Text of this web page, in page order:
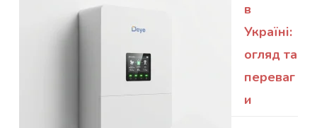
в
Україні:
огляд та
переваг
и